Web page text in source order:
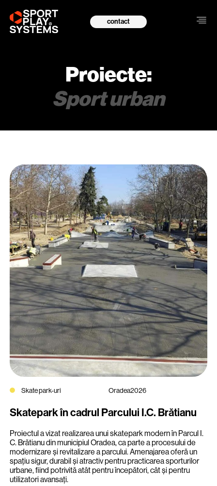
contact
Proiecte:
Sport urban
Skate park-uri Oradea2026
Skatepark în cadrul Parcului I.C. Brătianu
Proiectul a vizat realizarea unui skatepark modern în Parcul I.
C. Brătianu din municipiul Oradea, ca parte a procesului de
modernizare și revitalizare a parcului. Amenajarea oferă un
spațiu sigur, durabil și atractiv pentru practicarea sporturilor
urbane, fiind potrivită atât pentru începători, cât și pentru
utilizatori avansați.